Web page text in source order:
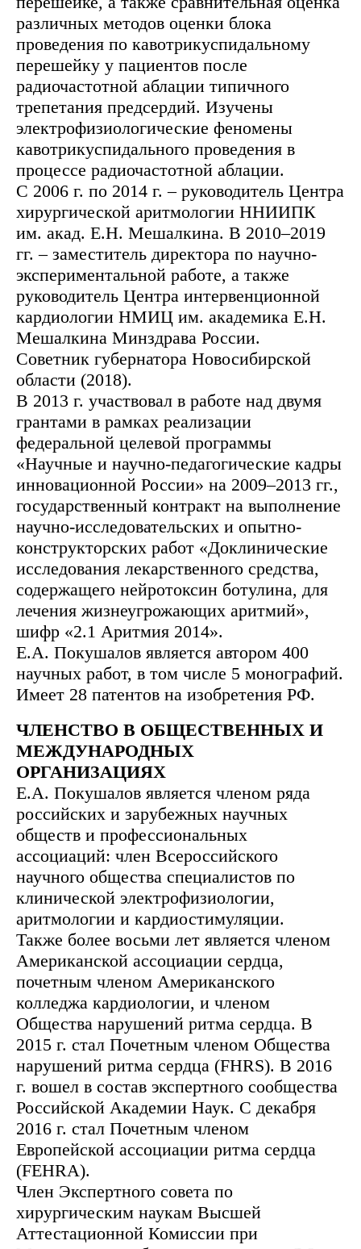
различных методов оценки блока
проведения по кавотрикуспидальному
перешейку у пациентов после
радиочастотной аблации типичного
трепетания предсердий. Изучены
электрофизиологические феномены
кавотрикуспидального проведения в
процессе радиочастотной аблации.
С 2006 г. по 2014 г. – руководитель Центра
хирургической аритмологии ННИИПК
им. акад. Е.Н. Мешалкина. В 2010–2019
гг. – заместитель директора по научно-
экспериментальной работе, а также
руководитель Центра интервенционной
кардиологии НМИЦ им. академика Е.Н.
Мешалкина Минздрава России.
Советник губернатора Новосибирской
области (2018).
В 2013 г. участвовал в работе над двумя
грантами в рамках реализации
федеральной целевой программы
«Научные и научно-педагогические кадры
инновационной России» на 2009–2013 гг.,
государственный контракт на выполнение
научно-исследовательских и опытно-
конструкторских работ «Доклинические
исследования лекарственного средства,
содержащего нейротоксин ботулина, для
лечения жизнеугрожающих аритмий»,
шифр «2.1 Аритмия 2014».
Е.А. Покушалов является автором 400
научных работ, в том числе 5 монографий.
Имеет 28 патентов на изобретения РФ.
ЧЛЕНСТВО В ОБЩЕСТВЕННЫХ И
МЕЖДУНАРОДНЫХ
ОРГАНИЗАЦИЯХ
Е.А. Покушалов является членом ряда
российских и зарубежных научных
обществ и профессиональных
ассоциаций: член Всероссийского
научного общества специалистов по
клинической электрофизиологии,
аритмологии и кардиостимуляции.
Также более восьми лет является членом
Американской ассоциации сердца,
почетным членом Американского
колледжа кардиологии, и членом
Общества нарушений ритма сердца. В
2015 г. стал Почетным членом Общества
нарушений ритма сердца (FHRS). В 2016
г. вошел в состав экспертного сообщества
Российской Академии Наук. С декабря
2016 г. стал Почетным членом
Европейской ассоциации ритма сердца
(FEHRA).
Член Экспертного совета по
хирургическим наукам Высшей
Аттестационной Комиссии при